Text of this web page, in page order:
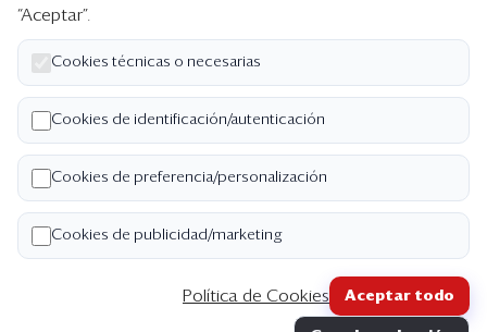
Paquetes corporativos
Edición Impresa
Nosotros
Quiénes somos
Código de ética
Términos y Condiciones
Copyright ©2026 Semana Económica. Todos los
“Aceptar”.
Cookies técnicas o necesarias
Cookies de identificación/autenticación
Cookies de preferencia/personalización
Cookies de publicidad/marketing
Política de Cookies Aceptar todo